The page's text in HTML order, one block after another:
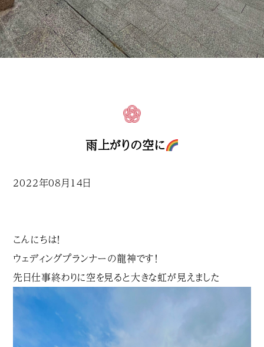
雨上がりの空に
2022年08月14日
こんにちは！
ウェディングプランナーの龍神です！
先日仕事終わりに空を見ると大きな虹が見えました